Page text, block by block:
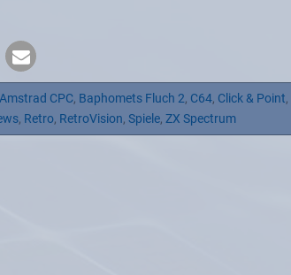
Amstrad CPC, Baphomets Fluch 2, C64, Click & Point,
, Retro, RetroVision,Spiele,ZX Spectrum